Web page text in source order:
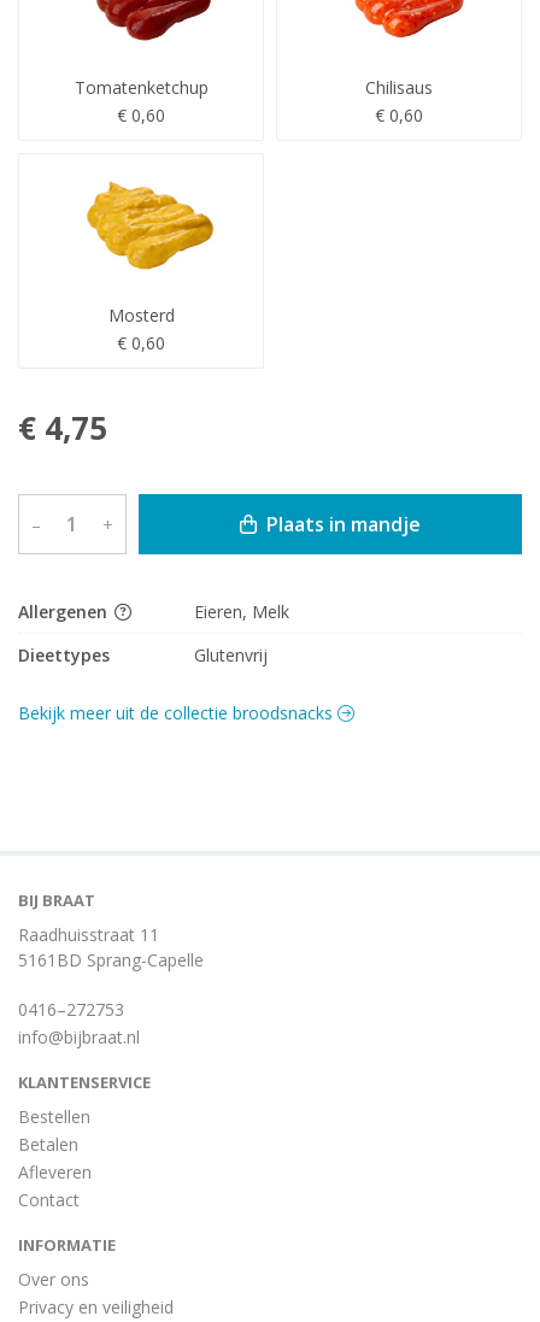
Tomatenketchup
€ 0,60
Chilisaus
€ 0,60
Mosterd
€ 0,60
€ 4,75
– + Plaats in mandje
Allergenen
Eieren, Melk
Dieettypes
Glutenvrij
Bekijk meer uit de collectie broodsnacks
BIJ BRAAT
Raadhuisstraat 11
5161BD Sprang-Capelle
0416–272753
info@bijbraat.nl
KLANTENSERVICE
Bestellen
Betalen
Afleveren
Contact
INFORMATIE
Over ons
Privacy en veiligheid